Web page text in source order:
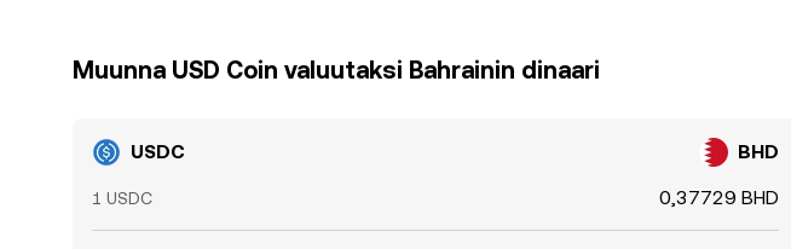
Muunna USD Coin valuutaksi Bahrainin dinaari
USDC BHD
1 USDC 0,37729 BHD